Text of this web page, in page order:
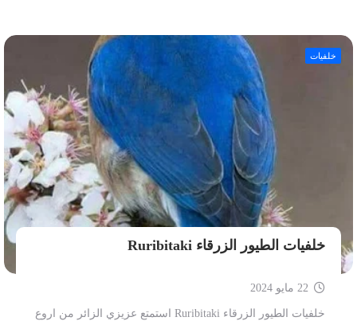
خلفيات
خلفيات الطيور الزرقاء Ruribitaki
خلفيات الطيور الزرقاء Ruribitaki استمتع عزيزي الزائر من اروع